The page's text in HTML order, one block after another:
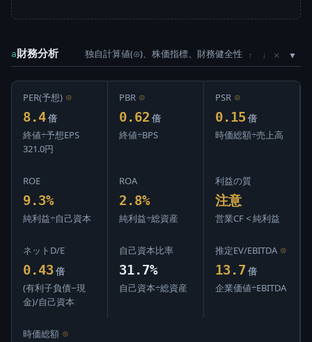
a財務分析 独自計算値(⊙)、株価指標、財務健全性 ↑ ↓ ×
PER(予想) ⊙
8.4 倍
終値÷予想EPS
321.0円
PBR ⊙
0.62 倍
終値÷BPS
PSR ⊙
0.15 倍
時価総額÷売上高
ROE
9.3%
純利益÷自己資本
ROA
2.8%
純利益÷総資産
利益の質
注意
営業CF < 純利益
ネットD/E
0.43 倍
(有利子負債−現
金)/自己資本
自己資本比率
31.7%
自己資本÷総資産
推定EV/EBITDA ⊙
13.7 倍
企業価値÷EBITDA
時価総額 ⊙